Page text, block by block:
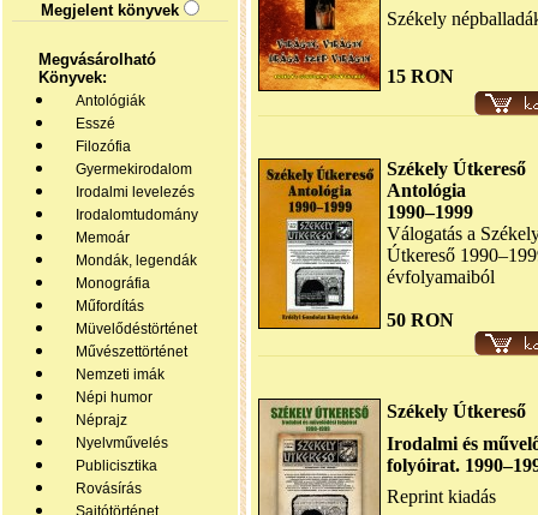
Megjelent könyvek
Megvásárolható
Könyvek:
Antológiák
Esszé
Filozófia
Gyermekirodalom
Irodalmi levelezés
Irodalomtudomány
Memoár
Mondák, legendák
Monográfia
Műfordítás
Müvelődéstörténet
Művészettörténet
Nemzeti imák
Népi humor
Néprajz
Nyelvművelés
Publicisztika
Rovásírás
Sajtótörténet
Székely
15 RON
Székely Útkereső
Antológia
1990–1999
Válogatás a
Útkereső
évfolyamaiból
50 RON
Székely Útkereső
Irodalmi és
folyóirat.
Reprint kiadás